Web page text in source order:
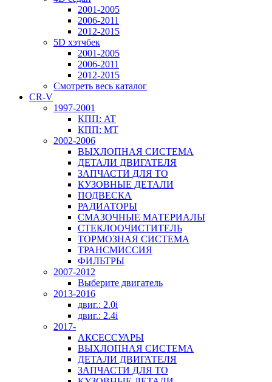
2001-2005
2006-2011
2012-2015
5D хэтчбек
2001-2005
2006-2011
2012-2015
Смотреть весь каталог
CR-V
1997-2001
КПП: AT
КПП: MT
2002-2006
ВЫХЛОПНАЯ СИСТЕМА
ДЕТАЛИ ДВИГАТЕЛЯ
ЗАПЧАСТИ ДЛЯ ТО
КУЗОВНЫЕ ДЕТАЛИ
ПОДВЕСКА
РАДИАТОРЫ
СМАЗОЧНЫЕ МАТЕРИАЛЫ
СТЕКЛООЧИСТИТЕЛЬ
ТОРМОЗНАЯ СИСТЕМА
ТРАНСМИССИЯ
ФИЛЬТРЫ
2007-2012
Выберите двигатель
2013-2016
двиг.: 2.0i
двиг.: 2.4i
2017-
АКСЕССУАРЫ
ВЫХЛОПНАЯ СИСТЕМА
ДЕТАЛИ ДВИГАТЕЛЯ
ЗАПЧАСТИ ДЛЯ ТО